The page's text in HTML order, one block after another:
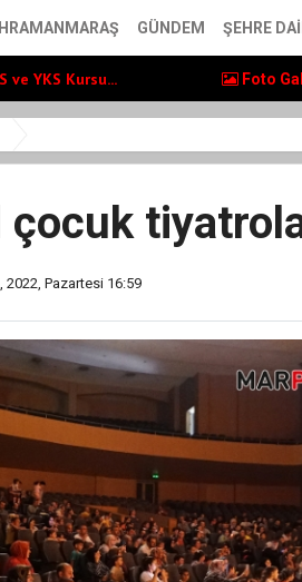
GÜNDEM ŞEHRE
Yol...
ve YKS Kursu...
Yol...
Foto
2022, Pazartesi 16:59